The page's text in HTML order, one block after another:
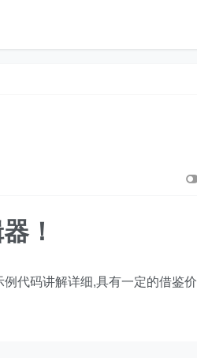
！
代码讲解详细,具有一定的借鉴价